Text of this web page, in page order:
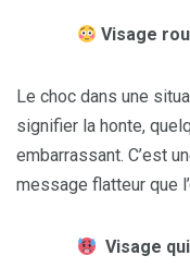
Visage
Le choc dans une
signifier la honte,
embarrassant. C’est
message flatteur que
Visage